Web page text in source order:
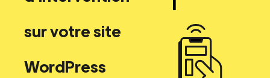
sur votre site
WordPress